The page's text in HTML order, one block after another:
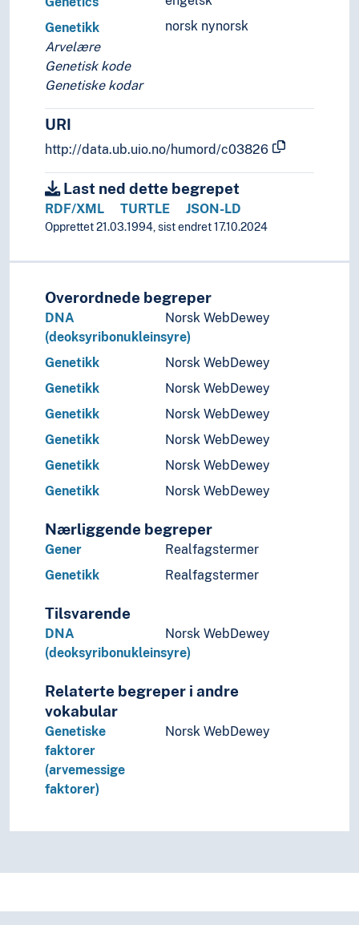
Atferdsgenetikk
Biologisk determinisme
Epigenetikk
Eugenikk
Evolusjonær genetikk
Gener
Genetisk variasjon
Genteknologi
Matematisk genetikk
Medisinsk genetikk
Nevrogenetikk
Populasjonsgenetikk
Virusgenetikk
Morfologi (Biologi)
Mykologi
Zoologi
Økologi
Fysikk
Kjemi
Livsvitenskaper
Nevrovitenskap
Religionsvitenskap
Rettsvitenskap
Språk
Tid i enheter, stadier og perioder
norsk nynorsk
Genetikk
Arvelære
Genetisk kode
Genetiske kodar
URI
http://data.ub.uio.no/humord/c03826
Last ned dette begrepet
RDF/XML TURTLE JSON-LD
Opprettet 21.03.1994, sist endret 17.10.2024
Overordnede begreper
DNA
(deoksyribonukleinsyre)
Norsk WebDewey
Genetikk
Norsk WebDewey
Genetikk
Norsk WebDewey
Genetikk
Norsk WebDewey
Genetikk
Norsk WebDewey
Genetikk
Norsk WebDewey
Genetikk
Norsk WebDewey
Nærliggende begreper
Gener
Realfagstermer
Genetikk
Realfagstermer
Tilsvarende
DNA
(deoksyribonukleinsyre)
Norsk WebDewey
Relaterte begreper i andre
vokabular
Genetiske
faktorer
(arvemessige
faktorer)
Norsk WebDewey